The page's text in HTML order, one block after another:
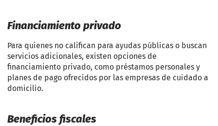
Financiamiento privado
Para quienes no califican para ayudas públicas o buscan
servicios adicionales, existen opciones de
financiamiento privado, como préstamos personales y
planes de pago ofrecidos por las empresas de cuidado a
domicilio.
Beneficios fiscales